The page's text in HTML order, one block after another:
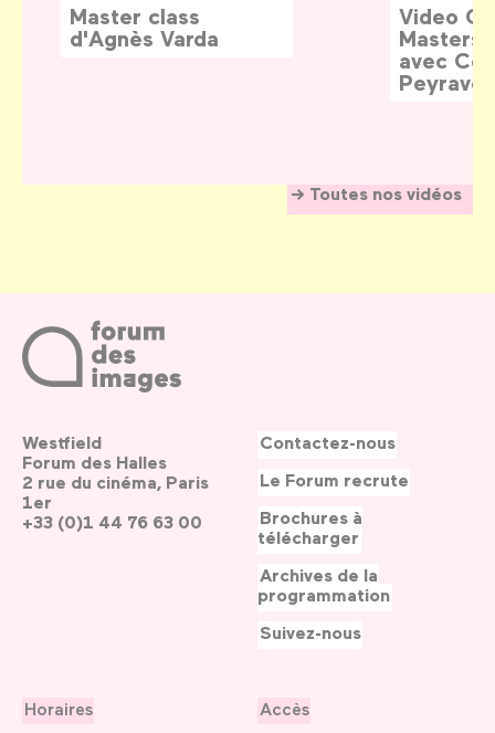
Toutes nos vidéos
Master class
d'Agnès Varda
Video
avec
Westfield
Forum des Halles
2 rue du cinéma, Paris
1er
+33 (0)1 44 76 63 00
Horaires
Accès
Contactez-nous
Le Forum recrute
Brochures à
télécharger
Archives de la
programmation
Suivez-nous